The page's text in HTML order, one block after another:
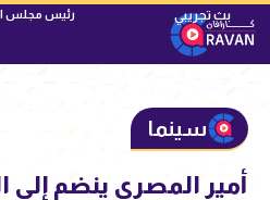
رئيس مجلس
سينما
أمير المصري ينضم إلى